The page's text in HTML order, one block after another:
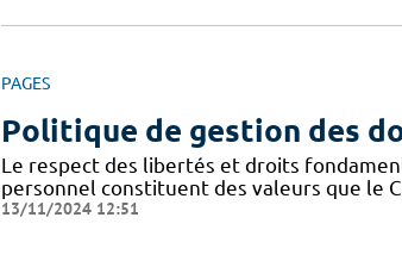
PAGES
Politique de gestion des
Le respect des libertés et droits
personnel constituent des valeurs que le
13/11/2024 12:51